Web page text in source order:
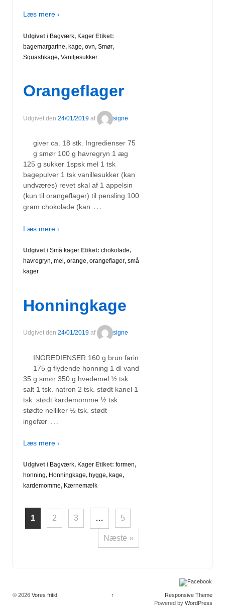
Læs mere ›
Udgivet i Bagværk, Kager Etiket:
bagemargarine, kage, ovn, Smør,
Squashkage, Vaniljesukker
Orangeflager
Udgivet den 24/01/2019 af signe
giver ca. 18 stk. Ingredienser 75
g smør 100 g havregryn 1 æg
125 g sukker 1spsk mel 1 tsk
bagepulver 1 tsk vanillesukker (kan
undværes) revet skal af 1 appelsin
(kun til orangeflager) til pensling 100
gram chokolade (kan …
Læs mere ›
Udgivet i Små kager Etiket: chokolade,
havregryn, mel , orange, orangeflager, små
kager
Honningkage
Udgivet den 24/01/2019 af signe
INGREDIENSER 160 g brun farin
175 g flydende honning 1 dl vand
35 g smør 350 g hvedemel ½ tsk.
salt 1 tsk. natron 2 tsk. stødt kanel 1
tsk. stødt kardemomme ½ tsk.
stødte nelliker ½ tsk. stødt
ingefær …
Læs mere ›
Udgivet i Bagværk, Kager Etiket: formen,
honning, Honningkage, hygge, kage,
kardemomme, Kærnemælk
Navigation til indlæg
1 2 3 … 5
Næste »
© 2026 Vores fritid ↑
Responsive Theme
Powered by WordPress